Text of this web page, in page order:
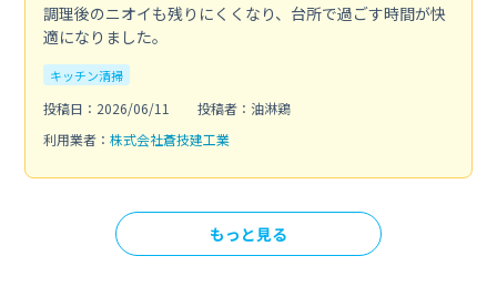
調理後のニオイも残りにくくなり、台所で過ごす時間が快
適になりました。
キッチン清掃
投稿日：2026/06/11
投稿者：油淋鶏
利用業者： 株式会社蒼技建工業
もっと見る